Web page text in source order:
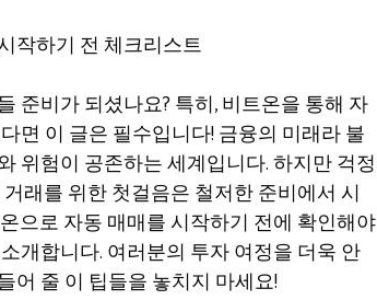
작하기 전 체크리스트
준비가 되셨나요? 특히, 비트온을 통해 자
면 이 글은 필수입니다! 금융의 미래라 불
위험이 공존하는 세계입니다. 하지만 걱정
래를 위한 첫걸음은 철저한 준비에서 시
으로 자동 매매를 시작하기 전에 확인해야
개합니다. 여러분의 투자 여정을 더욱 안
어 줄 이 팁들을 놓치지 마세요!